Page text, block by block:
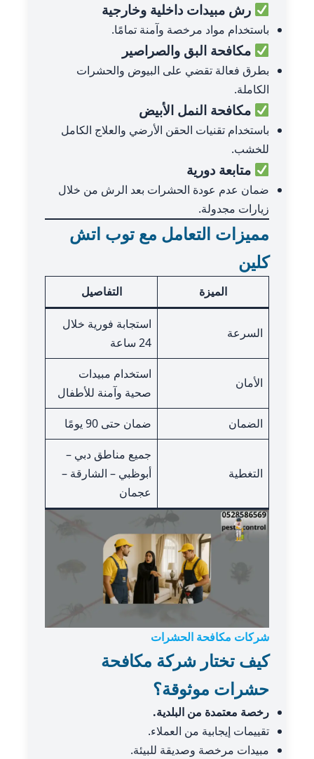
رش مبيدات داخلية وخارجية
باستخدام مواد مرخصة وآمنة تمامًا.
مكافحة البق والصراصير
بطرق فعالة تقضي على البيوض والحشرات
الكاملة.
مكافحة النمل الأبيض
باستخدام تقنيات الحقن الأرضي والعلاج الكامل
للخشب.
متابعة دورية
ضمان عدم عودة الحشرات بعد الرش من خلال
زيارات مجدولة.
مميزات التعامل مع توب اتش
كلين
الميزة التفاصيل
السرعة
استجابة فورية خلال
24 ساعة
الأمان
استخدام مبيدات
صحية وآمنة للأطفال
الضمان
ضمان حتى 90 يومًا
التغطية
جميع مناطق دبي –
أبوظبي – الشارقة –
عجمان
شركات مكافحة الحشرات
كيف تختار شركة مكافحة
حشرات موثوقة؟
رخصة معتمدة من البلدية.
تقييمات إيجابية من العملاء.
مبيدات مرخصة وصديقة للبيئة.